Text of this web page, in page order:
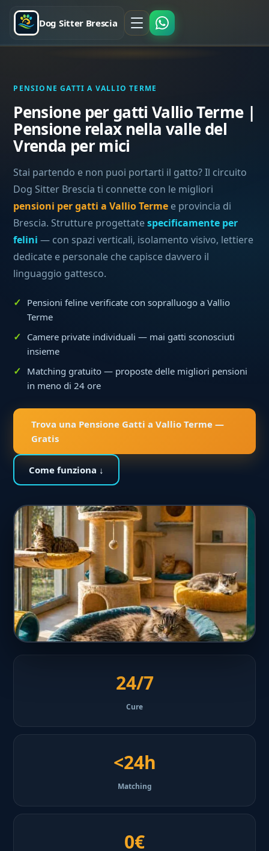
Dog Sitter Brescia
PENSIONE GATTI A VALLIO TERME
Pensione per gatti Vallio Terme |
Pensione relax nella valle del
Vrenda per mici
Stai partendo e non puoi portarti il gatto? Il circuito
Dog Sitter Brescia ti connette con le migliori
pensioni per gatti a Vallio Terme e provincia di
Brescia. Strutture progettatespecificamente per
felini — con spazi verticali, isolamento visivo, lettiere
dedicate e personale che capisce davvero il
linguaggio gattesco.
Pensioni feline verificate con sopralluogo a Vallio
Terme
Camere private individuali — mai gatti sconosciuti
insieme
Matching gratuito — proposte delle migliori pensioni
in meno di 24 ore
Trova una Pensione Gatti a Vallio Terme —
Gratis
Come funziona ↓
24/7
Cure
<24h
Matching
0€